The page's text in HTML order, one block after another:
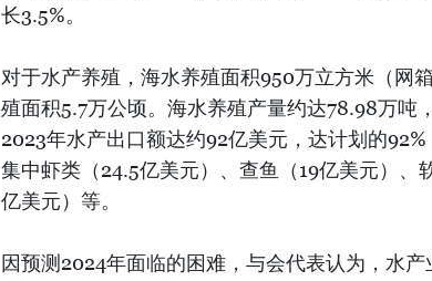
长3.5%。
对于水产养殖，海水养殖面积950万立方米（网
殖面积5.7万公顷。海水养殖产量约达78.98万吨
2023年水产出口额达约92亿美元，达计划的
集中虾类（24.5亿美元）、查鱼（19亿美元）、
亿美元）等。
因预测2024年面临的困难，与会代表认为，水